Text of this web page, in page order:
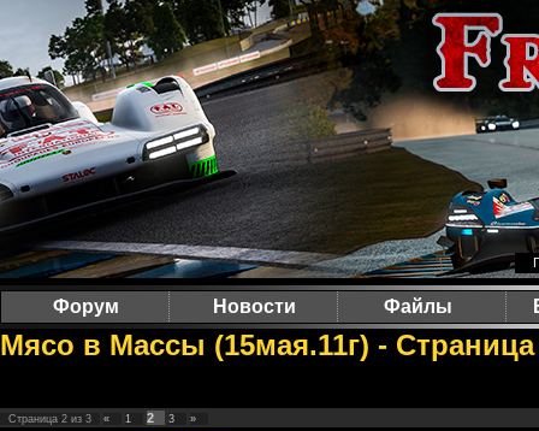
Форум Новости Файлы
Мясо в Массы (15мая.11г) -
Страница 2 из 3 « 1 2 3 »